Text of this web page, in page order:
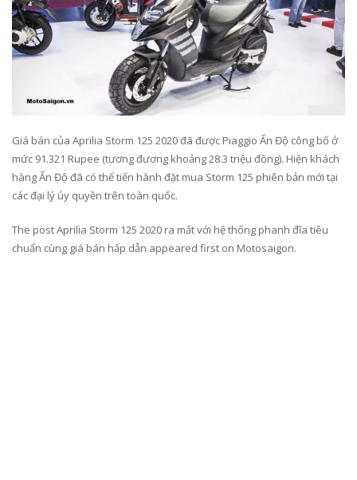
Giá bán của Aprilia Storm 125 2020 đã được Piaggio Ấn Độ công bố ở
mức 91.321 Rupee (tương đương khoảng 28.3 triệu đồng). Hiện khách
hàng Ấn Độ đã có thể tiến hành đặt mua Storm 125 phiên bản mới tại
các đại lý ủy quyền trên toàn quốc.
The post Aprilia Storm 125 2020 ra mắt với hệ thống phanh đĩa tiêu
chuẩn cùng giá bán hấp dẫn appeared first on Motosaigon.